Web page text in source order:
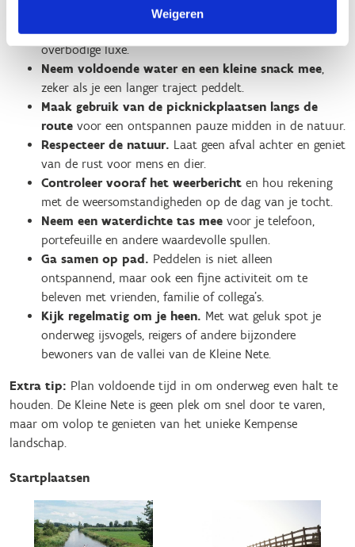
Weigeren
Bescherm jezelf tegen zon en insecten.
een pet of hoed en eventueel insectenspray zijn geen
overbodige luxe.
Neem voldoende water en een kleine snack mee,
zeker als je een langer traject peddelt.
Maak gebruik van de picknickplaatsen langs de
route voor een ontspannen pauze midden in de natuur.
Respecteer de natuur. Laat geen afval achter en geniet
van de rust voor mens en dier.
Controleer vooraf het weerbericht en hou rekening
met de weersomstandigheden op de dag van je tocht.
Neem een waterdichte tas mee voor je telefoon,
portefeuille en andere waardevolle spullen.
Ga samen op pad. Peddelen is niet alleen
ontspannend, maar ook een fijne activiteit om te
beleven met vrienden, familie of collega's.
Kijk regelmatig om je heen. Met wat geluk spot je
onderweg ijsvogels, reigers of andere bijzondere
bewoners van de vallei van de Kleine Nete.
Extra tip: Plan voldoende tijd in om onderweg even halt te
houden. De Kleine Nete is geen plek om snel door te varen,
maar om volop te genieten van het unieke Kempense
landschap.
Startplaatsen